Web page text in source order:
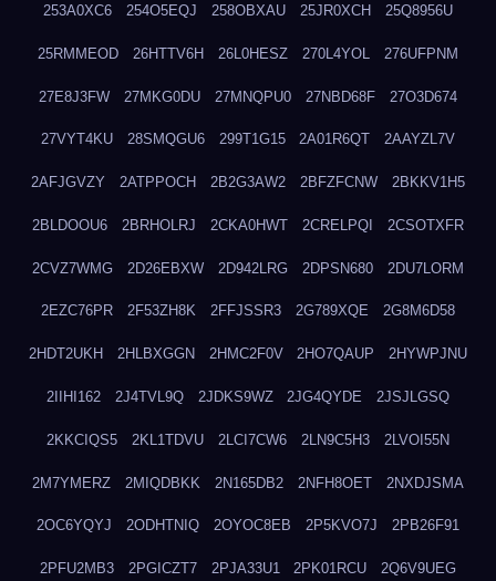
253A0XC6 254O5EQJ 258OBXAU 25JR0XCH 25Q8956U
25RMMEOD 26HTTV6H 26L0HESZ 270L4YOL 276UFPNM
27E8J3FW 27MKG0DU 27MNQPU0 27NBD68F 27O3D674
27VYT4KU 28SMQGU6 299T1G15 2A01R6QT 2AAYZL7V
2AFJGVZY 2ATPPOCH 2B2G3AW2 2BFZFCNW 2BKKV1H5
2BLDOOU6 2BRHOLRJ 2CKA0HWT 2CRELPQI 2CSOTXFR
2CVZ7WMG 2D26EBXW 2D942LRG 2DPSN680 2DU7LORM
2EZC76PR 2F53ZH8K 2FFJSSR3 2G789XQE 2G8M6D58
2HDT2UKH 2HLBXGGN 2HMC2F0V 2HO7QAUP 2HYWPJNU
2IIHI162 2J4TVL9Q 2JDKS9WZ 2JG4QYDE 2JSJLGSQ
2KKCIQS5 2KL1TDVU 2LCI7CW6 2LN9C5H3 2LVOI55N
2M7YMERZ 2MIQDBKK 2N165DB2 2NFH8OET 2NXDJSMA
2OC6YQYJ 2ODHTNIQ 2OYOC8EB 2P5KVO7J 2PB26F91
2PFU2MB3 2PGICZT7 2PJA33U1 2PK01RCU 2Q6V9UEG